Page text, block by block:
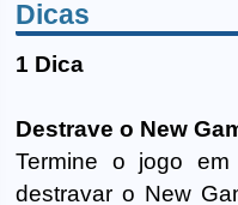
Dicas
1 Dica
Destrave o New
Termine o jogo em
destravar o New